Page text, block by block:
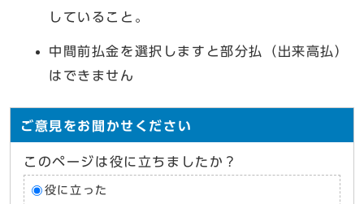
していること。
中間前払金を選択しますと部分払（出来高払）
はできません
ご意見をお聞かせください
このページは役に立ちましたか？
役に立った